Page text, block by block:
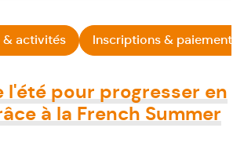
& activités Inscriptions & paiement
l'été pour progresser en
à la French Summer